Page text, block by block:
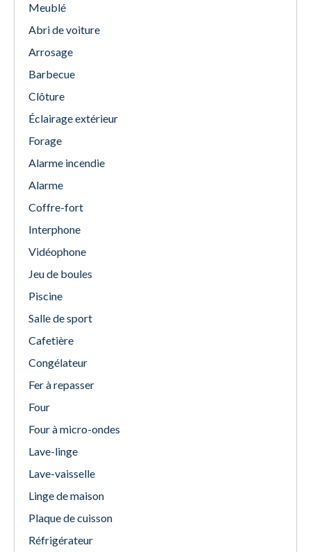
Meublé
Abri de voiture
Arrosage
Barbecue
Clôture
Éclairage extérieur
Forage
Alarme incendie
Alarme
Coffre-fort
Interphone
Vidéophone
Jeu de boules
Piscine
Salle de sport
Cafetière
Congélateur
Fer à repasser
Four
Four à micro-ondes
Lave-linge
Lave-vaisselle
Linge de maison
Plaque de cuisson
Réfrigérateur